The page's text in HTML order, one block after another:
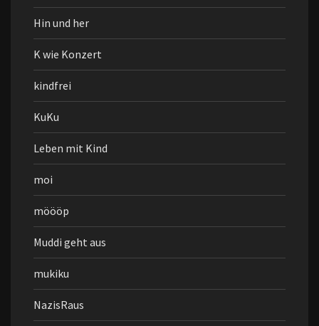
Hin und her
K wie Konzert
kindfrei
KuKu
Leben mit Kind
moi
möööp
Muddi geht aus
mukiku
NazisRaus